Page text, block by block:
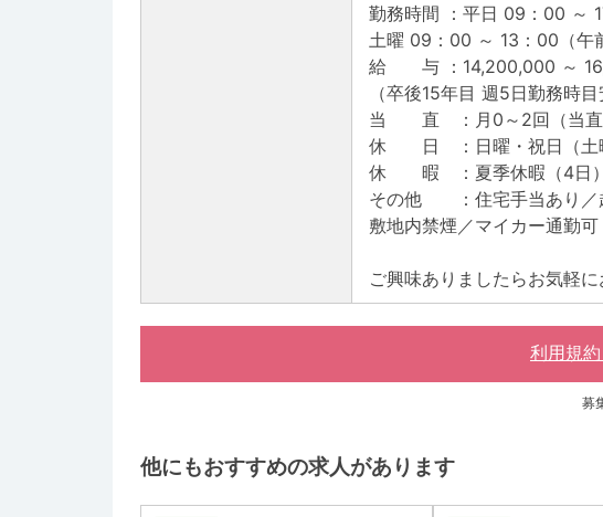
勤務時間 ：平日 09：00 ～
土曜 09：00 ～ 13：00（午
給 与 ：14,200,000 ～
（卒後15年目 週5日勤務時
当 直 ：月0～2回（当直
休 日 ：日曜・祝日（土曜
休 暇 ：夏季休暇（4日）
その他 ：住宅手当あり／
敷地内禁煙／マイカー通勤可
ご興味ありましたらお気軽に
利用規
募
他にもおすすめの求人があります